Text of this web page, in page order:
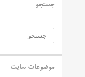
جستجو
موضوعات سایت